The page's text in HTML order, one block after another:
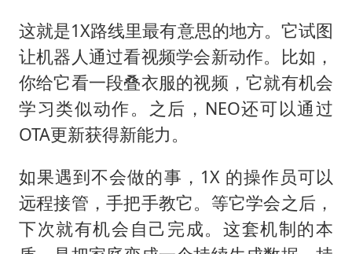
这就是1X路线里最有意思的地方。它试图
让机器人通过看视频学会新动作。比如，
你给它看一段叠衣服的视频，它就有机会
学习类似动作。之后，NEO还可以通过
OTA更新获得新能力。
如果遇到不会做的事，1X 的操作员可以
远程接管，手把手教它。等它学会之后，
下次就有机会自己完成。这套机制的本